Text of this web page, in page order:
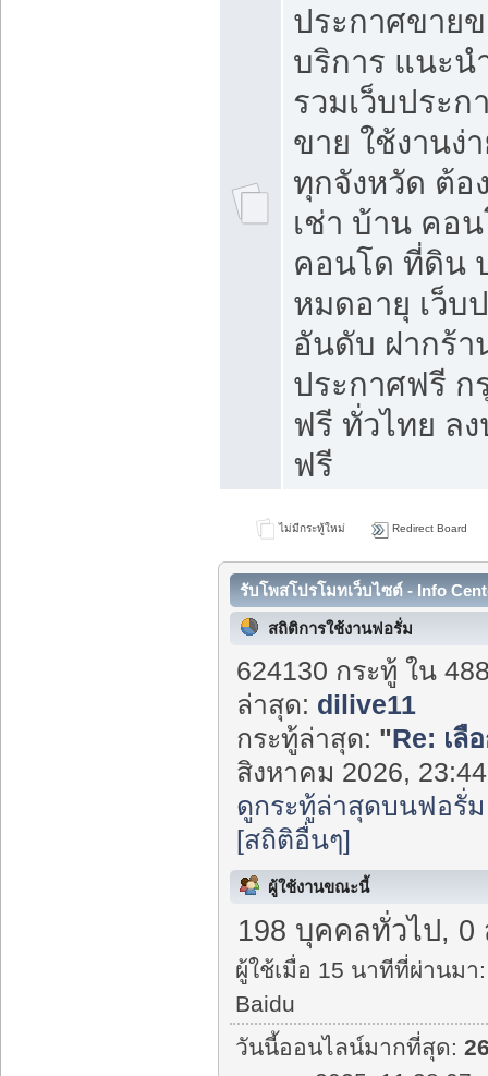
ประกาศขาย
บริการ แนะน
รวมเว็บประก
ขาย ใช้งานง่
ทุกจังหวัด ต้อ
เช่า บ้าน คอ
คอนโด ที่ดิน
หมดอายุ เว็บ
อันดับ ฝากร้า
ประกาศฟรี ก
ฟรี ทั่วไทย ล
ฟรี
ไม่มีกระทู้ใหม่ Redirect Board
รับโพสโปรโมทเว็บไซต์ - Info
สถิติการใช้งานฟอรั่ม
624130 กระทู้ ใน
ล่าสุด: dilive11
กระทู้ล่าสุด: "Re: เลื
สิงหาคม 2026,
ดูกระทู้ล่าสุดบนฟอรั่ม
[สถิติอื่นๆ]
ผู้ใช้งานขณะนี้
198 บุคคลทั่วไป, 0
ผู้ใช้เมื่อ 15 นาทีที่ผ่านมา:
Baidu
วันนี้ออนไลน์มากที่สุด: